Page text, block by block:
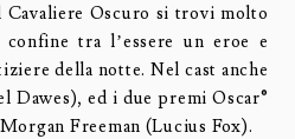
Cavaliere Oscuro si trovi molto
tra l’essere un eroe e
della notte. Nel cast anche
Dawes), ed i due premi Oscar®
Freeman (Lucius Fox).